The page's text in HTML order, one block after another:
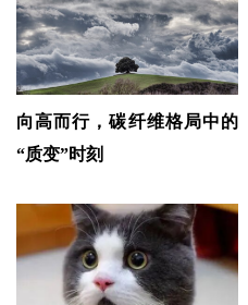
向高而行，碳纤维格局中的
“质变”时刻